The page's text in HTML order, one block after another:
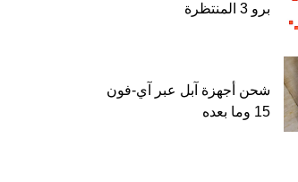
برو 3 المنتظرة
شحن أجهزة آبل عبر آي-فون
15 وما بعده